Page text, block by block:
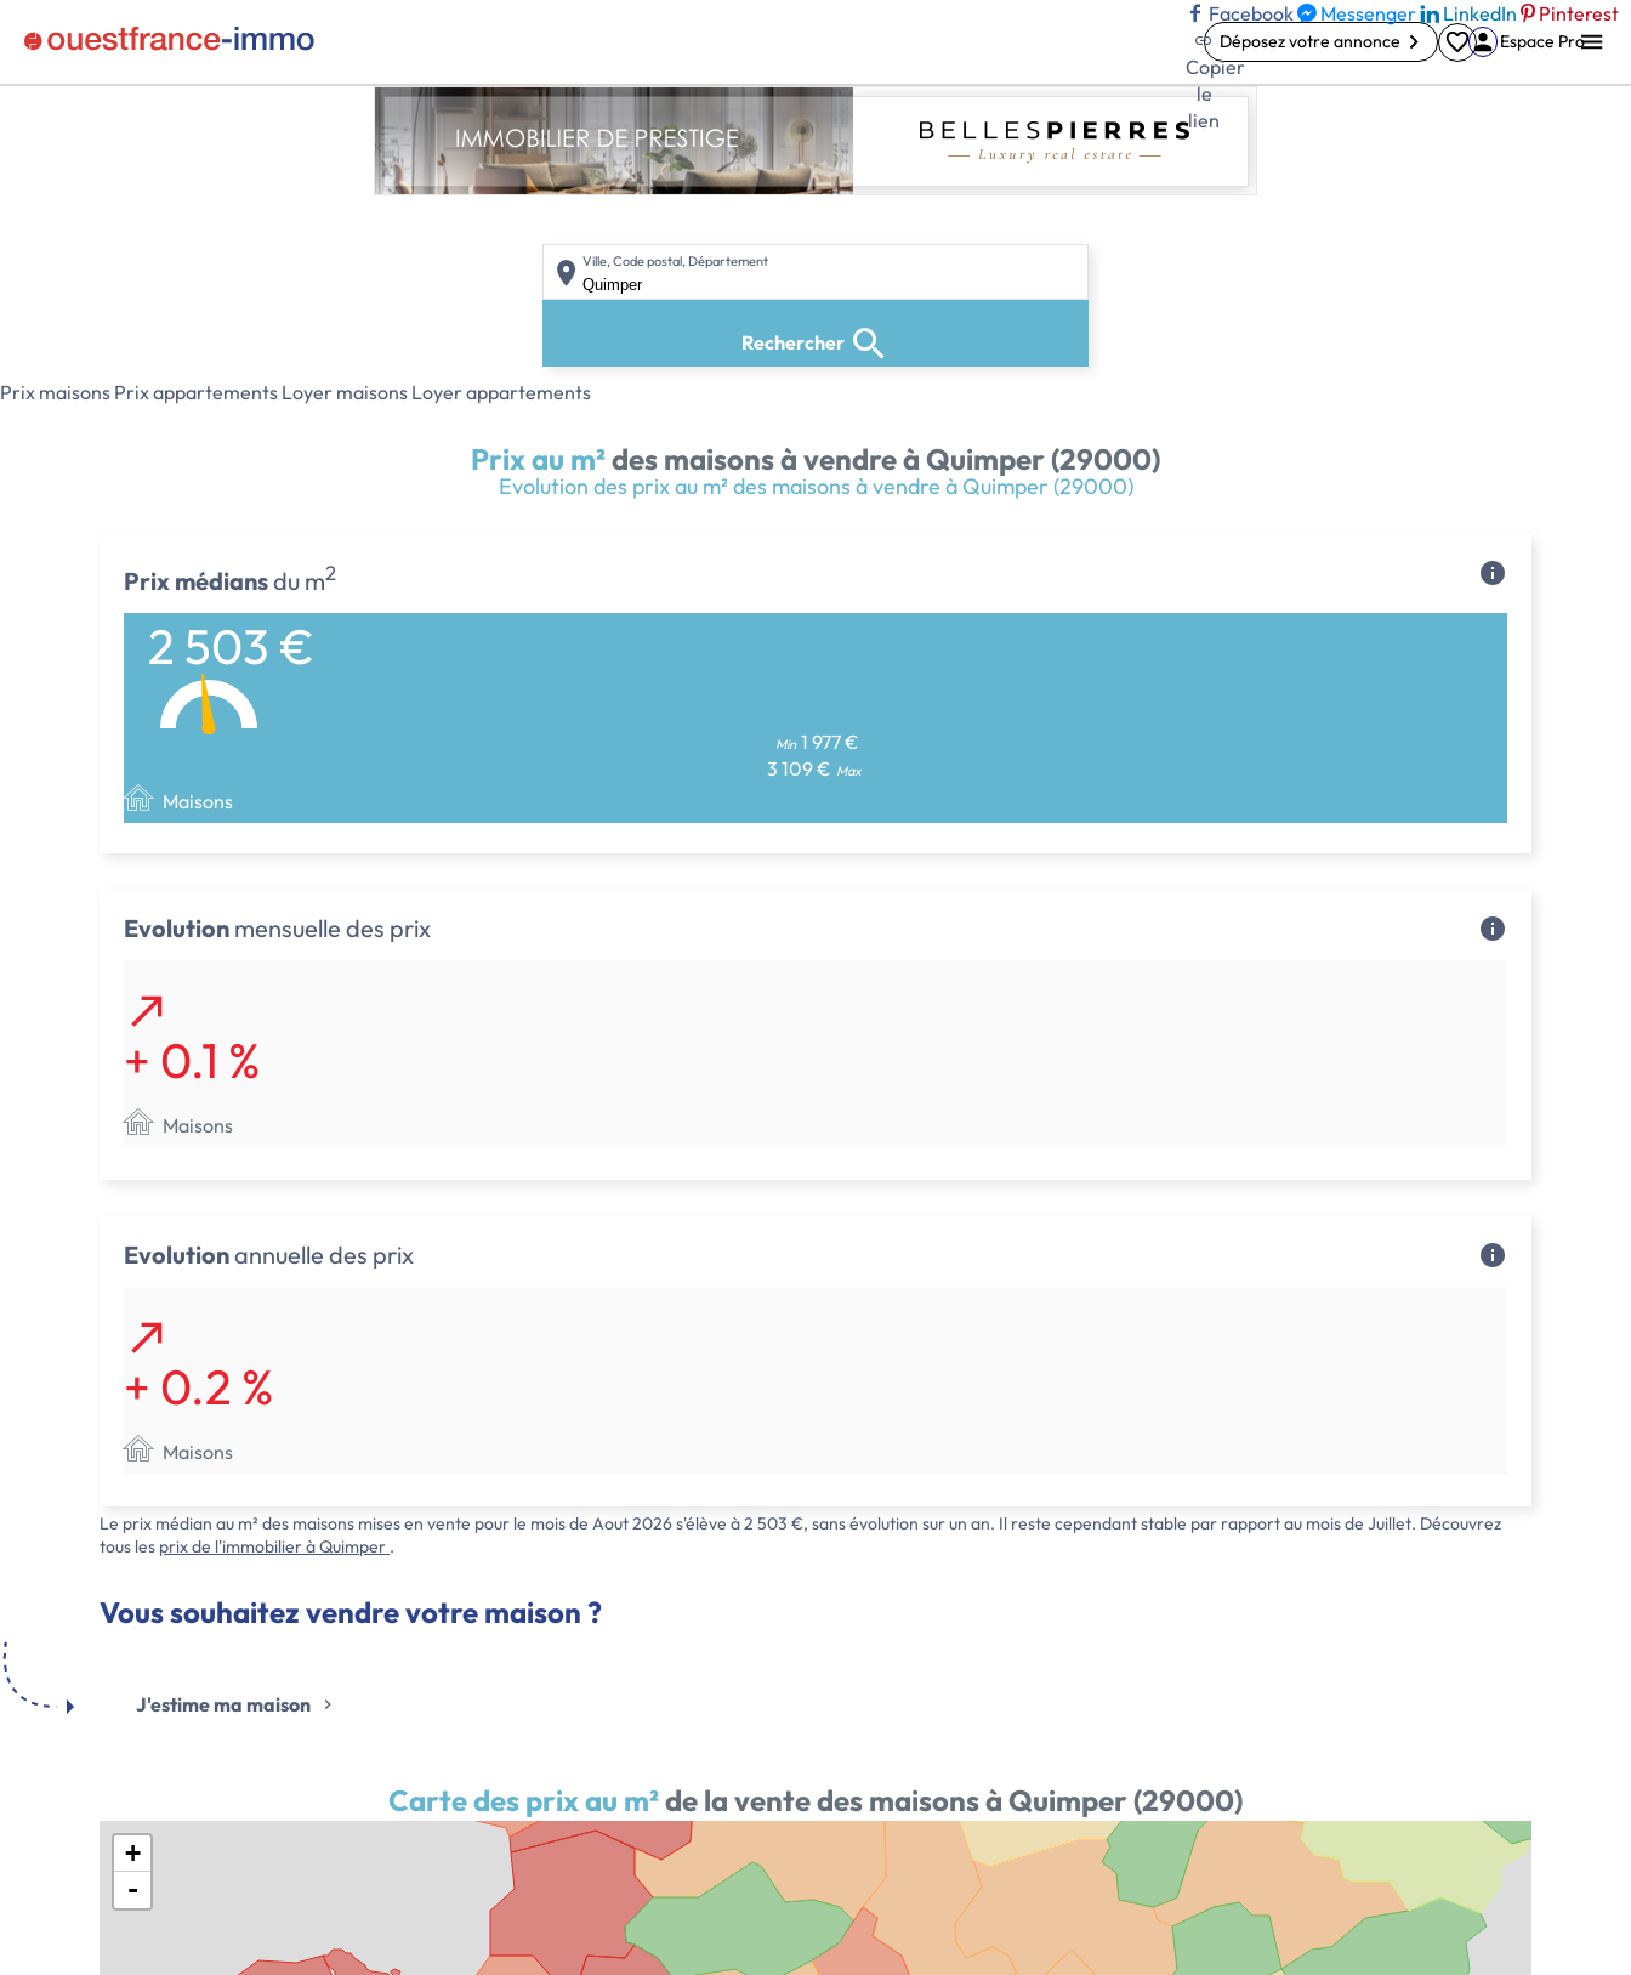
Déposez votre annonce Espace Pro
Ville, Code postal, Département
Rechercher
Prix maisons Prix appartements Loyer maisons Loyer appartements
Prix au m²des maisons à vendreà Quimper (29000)
Evolution des prix au m² des maisons à vendre à Quimper (29000)
Facebook Messenger LinkedIn Pinterest
Copier
le
lien
Prix médiansdu m2
2 503 €
Min 1 977 €
3 109 € Max
Maisons
Evolution mensuelle des prix
+ 0.1 %
Maisons
Evolutionannuelle des prix
+ 0.2 %
Maisons
Le prix médian au m² des maisons mises en vente pour le mois de Aout 2026 s'élève à 2 503 €, sans évolution sur un an. Il reste cependant stable par rapport au mois de Juillet. Découvrez
tous les prix de l'immobilier à Quimper .
Vous souhaitez vendre votre maison ?
J'estime ma maison
Carte des prix au m²de la vente des maisons à Quimper (29000)
+
-